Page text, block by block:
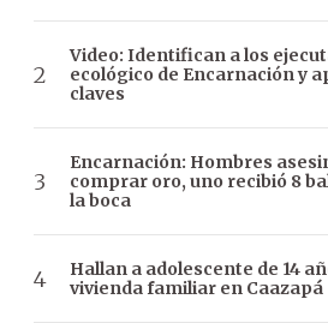
Video: Identifican a los
ecológico de Encarnación y
claves
Encarnación: Hombres
comprar oro, uno recibió 8
la boca
Hallan a adolescente de 14
vivienda familiar en Caazapá